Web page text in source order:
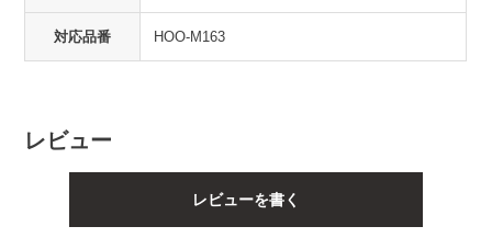
対応品番 HOO-M163
レビュー
レビューを書く